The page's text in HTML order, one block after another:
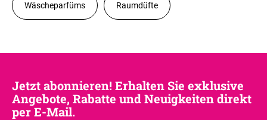
Wäscheparfüms Raumdüfte
Jetzt abonnieren! Erhalten Sie exklusive
Angebote, Rabatte und Neuigkeiten direkt
per E-Mail.